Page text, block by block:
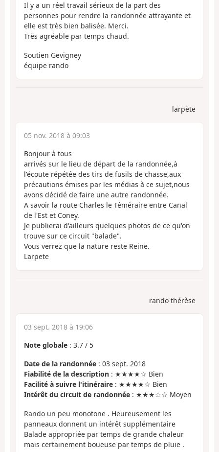
Il y a un réel travail sérieux de la part des
personnes pour rendre la randonnée attrayante et
elle est très bien balisée. Merci.
Très agréable par temps chaud.
Soutien Gevigney
équipe rando
larpète
05 nov. 2018 à 09:03
Bonjour à tous
arrivés sur le lieu de départ de la randonnée,à
l'écoute répétée des tirs de fusils de chasse,aux
précautions émises par les médias à ce sujet,nous
avons décidé de faire une autre randonnée.
A savoir la route Charles le Téméraire entre Canal
de l'Est et Coney.
Je publierai d'ailleurs quelques photos de ce qu'on
trouve sur ce circuit "balade".
Vous verrez que la nature reste Reine.
Larpete
rando thérèse
03 sept. 2018 à 19:06
Note globale : 3.7 / 5
Date de la randonnée : 03 sept. 2018
Fiabilité de la description : ★★★★☆ Bien
Facilité à suivre l'itinéraire : ★★★★☆ Bien
Intérêt du circuit de randonnée : ★★★☆☆ Moyen
Rando un peu monotone . Heureusement les
panneaux donnent un intérêt supplémentaire
Balade appropriée par temps de grande chaleur
mais certainement boueuse par temps de pluie .